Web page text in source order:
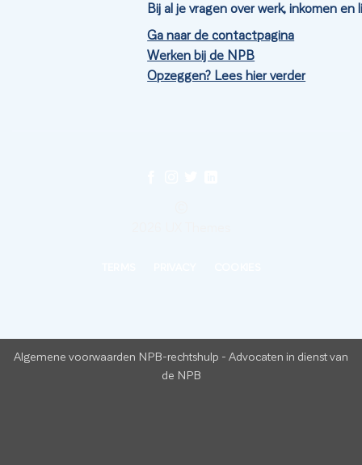
Bij al je vragen over werk, inkomen en
Ga naar de contactpagina
Werken bij de NPB
Opzeggen? Lees hier verder
Algemene voorwaarden NPB-rechtshulp - Advocaten in dienst van
de NPB